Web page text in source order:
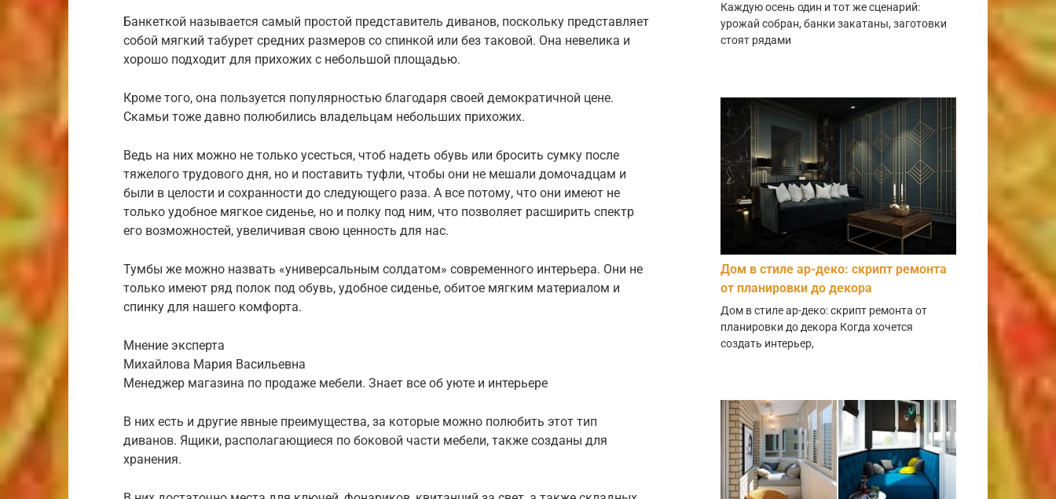
Банкеткой называется самый простой представитель диванов, поскольку представляет
собой мягкий табурет средних размеров со спинкой или без таковой. Она невелика и
хорошо подходит для прихожих с небольшой площадью.
Кроме того, она пользуется популярностью благодаря своей демократичной цене.
Скамьи тоже давно полюбились владельцам небольших прихожих.
Ведь на них можно не только усесться, чтоб надеть обувь или бросить сумку после
тяжелого трудового дня, но и поставить туфли, чтобы они не мешали домочадцам и
были в целости и сохранности до следующего раза. А все потому, что они имеют не
только удобное мягкое сиденье, но и полку под ним, что позволяет расширить спектр
его возможностей, увеличивая свою ценность для нас.
Тумбы же можно назвать «универсальным солдатом» современного интерьера. Они не
только имеют ряд полок под обувь, удобное сиденье, обитое мягким материалом и
спинку для нашего комфорта.
Мнение эксперта
Михайлова Мария Васильевна
Менеджер магазина по продаже мебели. Знает все об уюте и интерьере
В них есть и другие явные преимущества, за которые можно полюбить этот тип
диванов. Ящики, располагающиеся по боковой части мебели, также созданы для
хранения.
Каждую осень один и тот же сценарий:
урожай собран, банки закатаны, заготовки
стоят рядами
Дом в стиле ар-деко: скрипт ремонта
от планировки до декора
Дом в стиле ар-деко: скрипт ремонта от
планировки до декора Когда хочется
создать интерьер,